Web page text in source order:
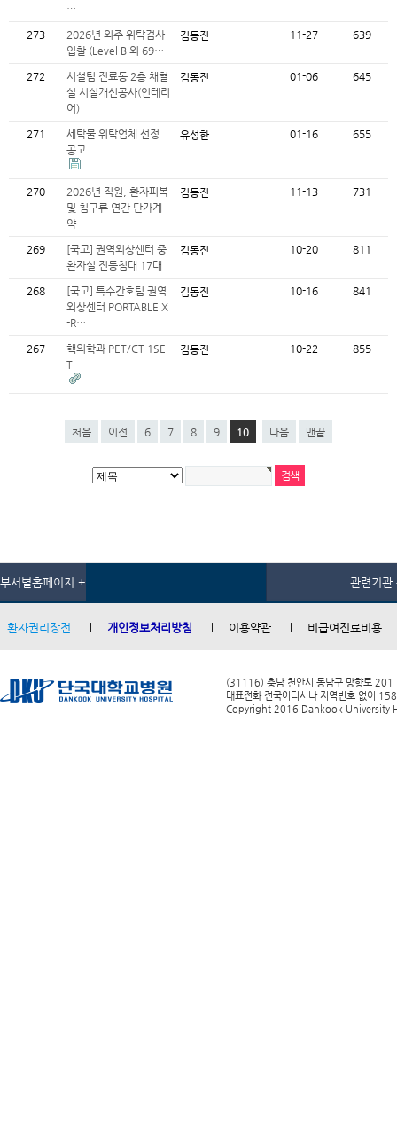
…
273
2026년 외주 위탁검사
입찰 (Level B 외 69…
김동진 11-27 639
272
시설팀 진료동 2층 채혈
실 시설개선공사(인테리
어)
김동진 01-06 645
271
세탁물 위탁업체 선정
공고
유성한 01-16 655
270
2026년 직원, 환자피복
및 침구류 연간 단가계
약
김동진 11-13 731
269
[국고] 권역외상센터 중
환자실 전동침대 17대
김동진 10-20 811
268
[국고] 특수간호팀 권역
외상센터 PORTABLE X
-R…
김동진 10-16 841
267
핵의학과 PET/CT 1SE
T
김동진 10-22 855
처음 이전 6 7 8 9 10 다음 맨끝
부서별홈페이지 + 관련기관
환자권리장전 개인정보처리방침 이용약관 비급여진료비용
(31116) 충남 천안시 동남구 망향로 201
대표전화 전국어디서나 지역번호 없이
Copyright 2016 Dankook University